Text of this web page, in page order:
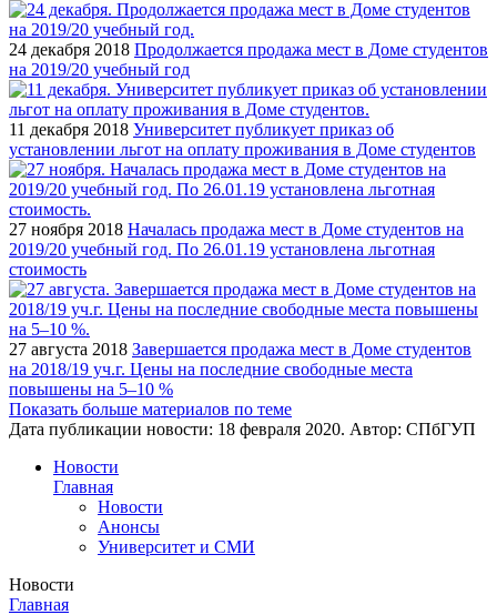
24 декабря 2018 Продолжается продажа мест в Доме студентов
на 2019/20 учебный год
11 декабря 2018 Университет публикует приказ об
установлении льгот на оплату проживания в Доме студентов
27 ноября 2018 Началась продажа мест в Доме студентов на
2019/20 учебный год. По 26.01.19 установлена льготная
стоимость
27 августа 2018 Завершается продажа мест в Доме студентов
на 2018/19 уч.г. Цены на последние свободные места
повышены на 5–10 %
Показать больше материалов по теме
Дата публикации новости: 18 февраля 2020. Автор: СПбГУП
Новости
Главная
Новости
Анонсы
Университет и СМИ
Новости
Главная